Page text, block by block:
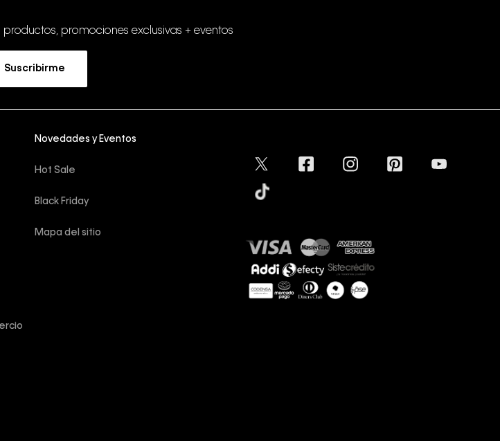
promociones exclusivas + eventos
Suscribirme
Novedades y Eventos
Hot Sale
Black Friday
Mapa del sitio